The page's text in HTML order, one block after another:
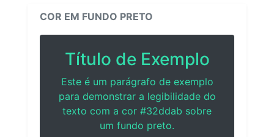
COR EM FUNDO PRETO
Título de Exemplo
Este é um parágrafo de exemplo
para demonstrar a legibilidade do
texto com a cor #32ddab sobre
um fundo preto.